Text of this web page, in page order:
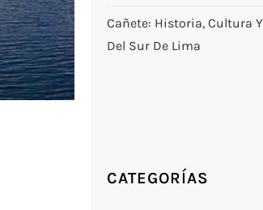
Cañete: Historia, Cultura
Del Sur De Lima
CATEGORÍAS